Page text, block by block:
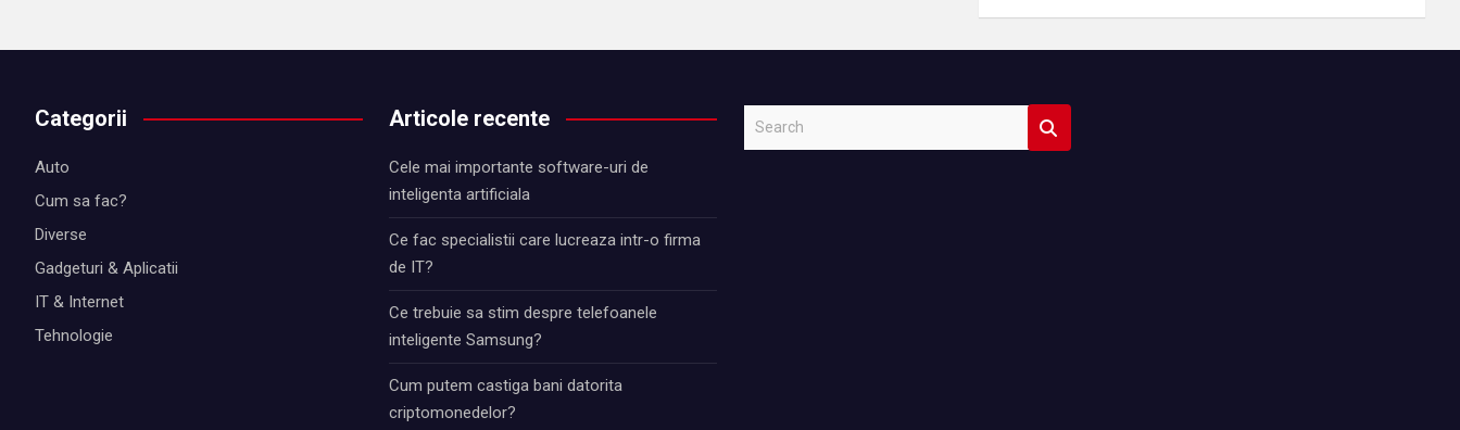
Categorii
Auto
Cum sa fac?
Diverse
Gadgeturi & Aplicatii
IT & Internet
Tehnologie
Articole recente
Cele mai importante software-uri de
inteligenta artificiala
Ce fac specialistii care lucreaza intr-o firma
de IT?
Ce trebuie sa stim despre telefoanele
inteligente Samsung?
Cum putem castiga bani datorita
criptomonedelor?